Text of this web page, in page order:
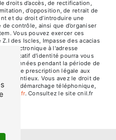
droits d’accès, de rectification,
d’opposition, de retrait de
et du droit d’introduire une
contrôle, ainsi que d’organiser
Vous pouvez exercer ces
des Iscles, Impasse des acacias
électronique à l'adresse
justificatif d'identité pourra vous
données pendant la période de
de prescription légale aux
contentieux. Vous avez le droit de
au démarchage téléphonique,
. Consultez le site cnil.fr